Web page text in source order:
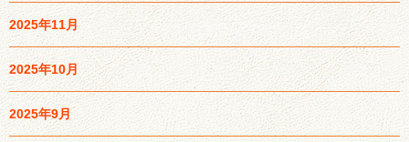
2025年11月
2025年10月
2025年9月